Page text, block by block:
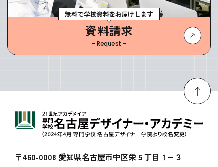
無料で学校資料をお届けします
資料請求
- Request -
〒460-0008 愛知県名古屋市中区栄５丁目１−３